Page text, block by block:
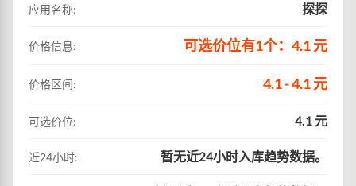
应用名称: 探探
价格信息: 可选价位有1个：4.1 元
价格区间: 4.1 - 4.1 元
可选价位: 4.1 元
近24小时: 暂无近24小时入库趋势数据。